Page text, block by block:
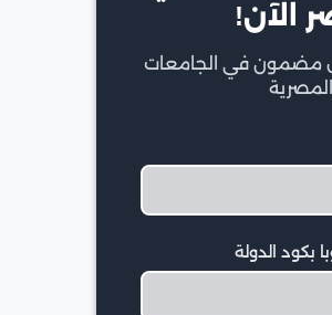
الآن!
مضمون في الجامعات
المصرية
بكود الدولة